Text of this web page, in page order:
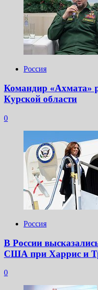
Россия
Командир «Ахмата»
Курской области
0
Россия
В России
США при Харрис и
0